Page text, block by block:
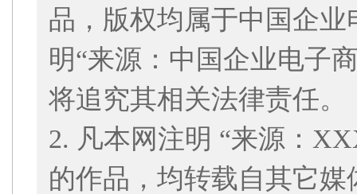
品，版权均属于中国企
明“来源：中国企业电子
将追究其相关法律责任。
2. 凡本网注明 “来源：
的作品，均转载自其它